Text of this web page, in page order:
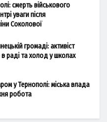
смерть військового
уваги після
Соколової
громаді: активіст
раді та холод у школах
у Тернополі: міська влада
робота